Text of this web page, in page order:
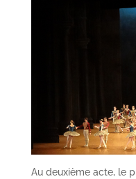
Au deuxième acte, le